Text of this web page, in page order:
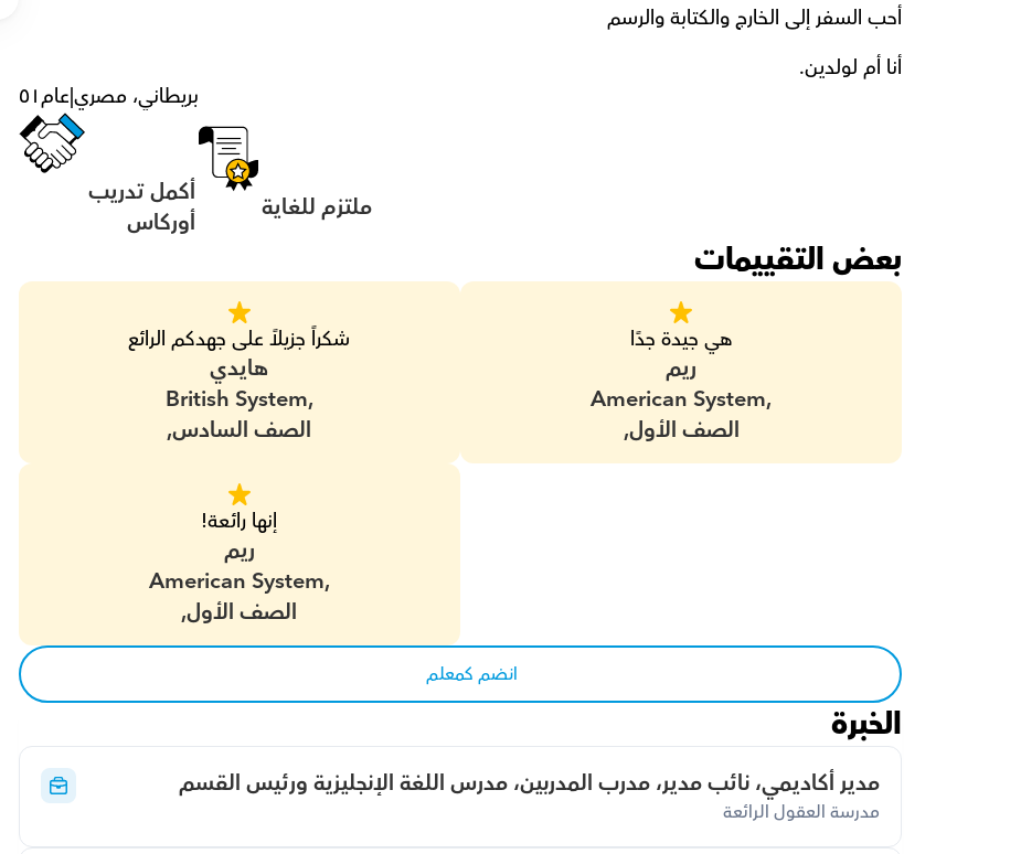
أحب السفر إلى الخارج والكتابة والرسم
أنا أم لولدين.
٥١عام|بريطاني، مصري
ملتزم للغاية
أوركاس
بعض التقييمات
شكراً جزيلاً على جهدكم الرائع
هايدي
الصف السادس,
British System,
إنها رائعة!
ريم
الصف الأول,
American System,
هي جيدة جدًا
ريم
الصف الأول,
American System,
انضم كمعلم
الخبرة
مدير أكاديمي، نائب مدير، مدرب المدربين، مدرس اللغة الإنجليزية ورئيس القسم
مدرسة العقول الرائعة